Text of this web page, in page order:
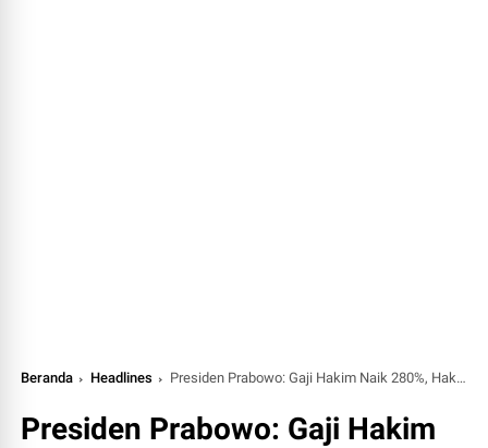
Beranda Headlines Presiden Prabowo: Gaji Hakim Naik 280%, Hakim Kita tak Boleh Dibeli Siapa pun
Presiden Prabowo: Gaji Hakim